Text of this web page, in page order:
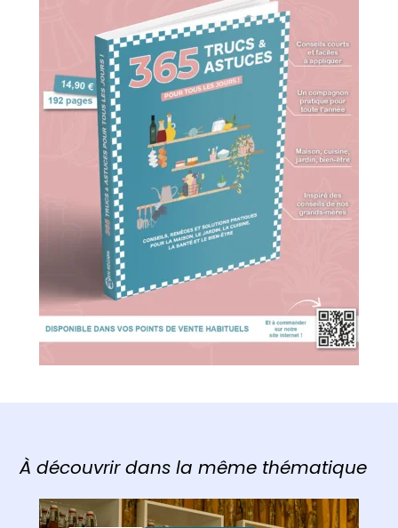
À découvrir dans la même thématique